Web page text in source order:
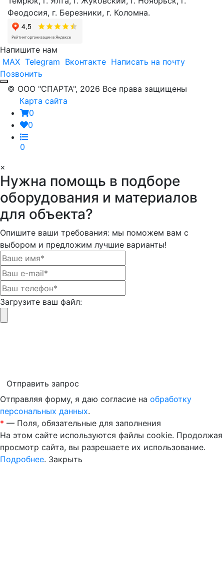
Феодосия, г. Березники, г. Коломна.
Напишите нам
MAX Telegram Вконтакте Написать на почту
Позвонить
© ООО "СПАРТА", 2026 Все права защищены
Карта сайта
0
0
0
×
Нужна помощь в подборе
оборудования и материалов
для объекта?
Опишите ваши требования: мы поможем вам с
выбором и предложим лучшие варианты!
Загрузите ваш файл:
Отправить запрос
Отправляя форму, я даю согласие на обработку
персональных данных.
* — Поля, обязательные для заполнения
На этом сайте используются файлы cookie. Продолжая
просмотр сайта, вы разрешаете их использование.
Подробнее. Закрыть